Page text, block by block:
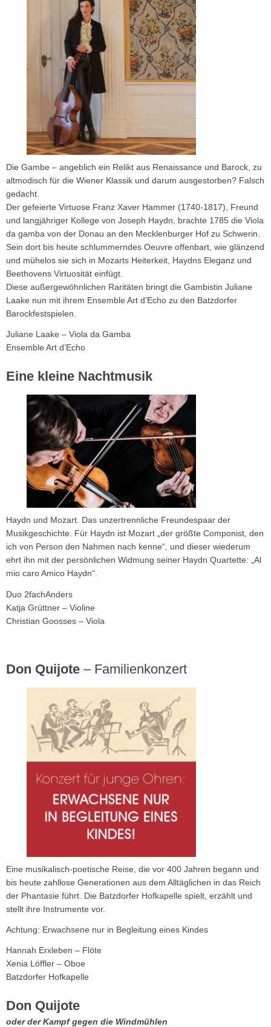
Die Gambe – angeblich ein Relikt aus Renaissance und Barock, zu
altmodisch für die Wiener Klassik und darum ausgestorben? Falsch
gedacht.
Der gefeierte Virtuose Franz Xaver Hammer (1740-1817), Freund
und langjähriger Kollege von Joseph Haydn, brachte 1785 die Viola
da gamba von der Donau an den Mecklenburger Hof zu Schwerin.
Sein dort bis heute schlummerndes Oeuvre offenbart, wie glänzend
und mühelos sie sich in Mozarts Heiterkeit, Haydns Eleganz und
Beethovens Virtuosität einfügt.
Diese außergewöhnlichen Raritäten bringt die Gambistin Juliane
Laake nun mit ihrem Ensemble Art d’Echo zu den Batzdorfer
Barockfestspielen.
Juliane Laake – Viola da Gamba
Ensemble Art d’Echo
Eine kleine Nachtmusik
Haydn und Mozart. Das unzertrennliche Freundespaar der
Musikgeschichte. Für Haydn ist Mozart „der größte Componist, den
ich von Person den Nahmen nach kenne“, und dieser wiederum
ehrt ihn mit der persönlichen Widmung seiner Haydn Quartette: „Al
mio caro Amico Haydn“.
Duo 2fachAnders
Katja Grüttner – Violine
Christian Goosses – Viola
Don Quijote – Familienkonzert
Eine musikalisch-poetische Reise, die vor 400 Jahren begann und
bis heute zahllose Generationen aus dem Alltäglichen in das Reich
der Phantasie führt. Die Batzdorfer Hofkapelle spielt, erzählt und
stellt ihre Instrumente vor.
Achtung: Erwachsene nur in Begleitung eines Kindes
Hannah Erxleben – Flöte
Xenia Löffler – Oboe
Batzdorfer Hofkapelle
Don Quijote
oder der Kampf gegen die Windmühlen